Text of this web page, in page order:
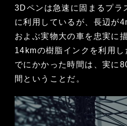
3Dペンは急速に固まるプラ
に利用しているが、長辺が
およぶ実物大の車を忠実に
14kmの樹脂インクを利用し
でにかかった時間は、実に
間ということだ。